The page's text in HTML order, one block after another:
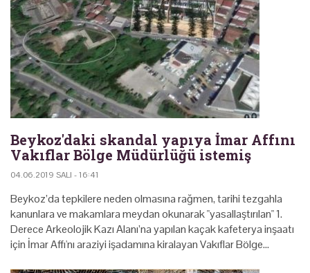
Beykoz'daki skandal yapıya İmar Affını
Vakıflar Bölge Müdürlüğü istemiş
04.06.2019 SALI - 16:41
Beykoz’da tepkilere neden olmasına rağmen, tarihi tezgahla
kanunlara ve makamlara meydan okunarak "yasallaştırılan" 1.
Derece Arkeolojik Kazı Alanı’na yapılan kaçak kafeterya inşaatı
için İmar Affı'nı araziyi işadamına kiralayan Vakıflar Bölge…